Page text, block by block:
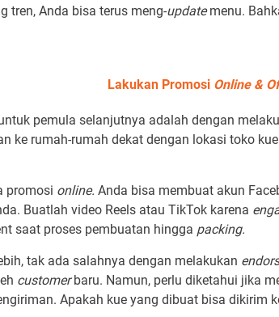
tren, Anda bisa terus meng-updatemenu.
Lakukan Promosi Online &
pemula selanjutnya adalah dengan
ke rumah-rumah dekat dengan lokasi toko
promosi online. Anda bisa membuat akun
Buatlah video Reels atau TikTok karena
saat proses pembuatan hingga packing.
tak ada salahnya dengan melakukan
customerbaru. Namun, perlu diketahui jika
Apakah kue yang dibuat bisa dikirim